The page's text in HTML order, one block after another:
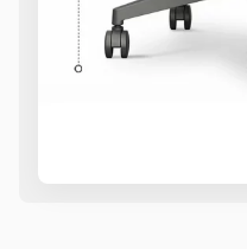
đã ký vào biên bản
Sản phẩm mới đã quá
hàng.